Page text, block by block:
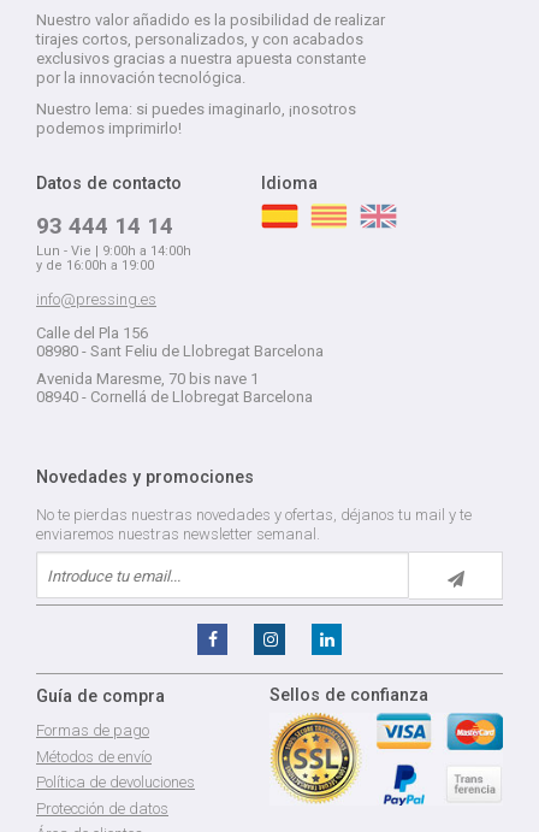
Nuestro valor añadido es la posibilidad de realizar
tirajes cortos, personalizados, y con acabados
exclusivos gracias a nuestra apuesta constante
por la innovación tecnológica.
Nuestro lema: si puedes imaginarlo, ¡nosotros
podemos imprimirlo!
Datos de contacto
93 444 14 14
Lun - Vie | 9:00h a 14:00h
y de 16:00h a 19:00
info@pressing.es
Calle del Pla 156
08980 - Sant Feliu de Llobregat Barcelona
Avenida Maresme, 70 bis nave 1
08940 - Cornellá de Llobregat Barcelona
Idioma
Novedades y promociones
No te pierdas nuestras novedades y ofertas, déjanos tu mail y te
enviaremos nuestras newsletter semanal.
Guía de compra
Formas de pago
Métodos de envío
Política de devoluciones
Protección de datos
Sellos de confianza